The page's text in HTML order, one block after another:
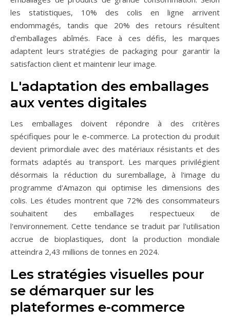
les statistiques, 10% des colis en ligne arrivent
endommagés, tandis que 20% des retours résultent
d'emballages abîmés. Face à ces défis, les marques
adaptent leurs stratégies de packaging pour garantir la
satisfaction client et maintenir leur image.
L'adaptation des emballages
aux ventes digitales
Les emballages doivent répondre à des critères
spécifiques pour le e-commerce. La protection du produit
devient primordiale avec des matériaux résistants et des
formats adaptés au transport. Les marques privilégient
désormais la réduction du suremballage, à l'image du
programme d'Amazon qui optimise les dimensions des
colis. Les études montrent que 72% des consommateurs
souhaitent des emballages respectueux de
l'environnement. Cette tendance se traduit par l'utilisation
accrue de bioplastiques, dont la production mondiale
atteindra 2,43 millions de tonnes en 2024.
Les stratégies visuelles pour
se démarquer sur les
plateformes e-commerce